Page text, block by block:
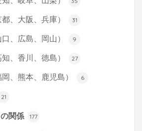
、大阪、兵庫） 31
、広島、岡山） 9
、香川、徳島） 27
、熊本、鹿児島） 6
21
関係 177